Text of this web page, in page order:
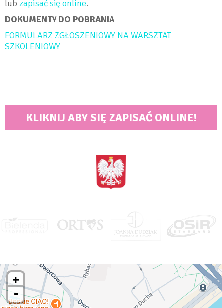
lub zapisać się online.
DOKUMENTY DO POBRANIA
FORMULARZ ZGŁOSZENIOWY NA WARSZTAT
SZKOLENIOWY
KLIKNIJ ABY SIĘ ZAPISAĆ ONLINE!
+
-